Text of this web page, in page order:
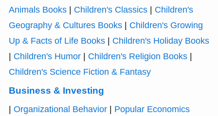
Animals Books| Children's Classics| Children's
Geography & Cultures Books| Children's Growing
Up & Facts of Life Books| Children's Holiday Books
Children's Humor| Children's Religion Books|
Children's Science Fiction & Fantasy
Business & Investing
Organizational Behavior| Popular Economics